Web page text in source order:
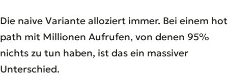
Die naive Variante alloziert immer. Bei einem hot
path mit Millionen Aufrufen, von denen 95%
nichts zu tun haben, ist das ein massiver
Unterschied.